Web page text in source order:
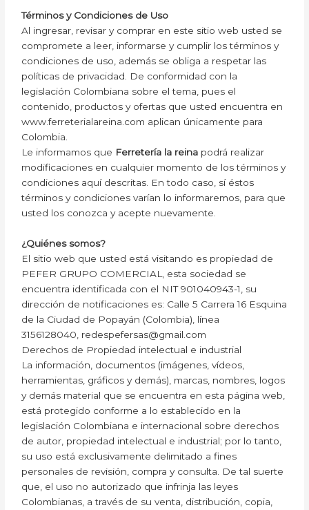
Términos y Condiciones de Uso
Al ingresar, revisar y comprar en este sitio web usted se
compromete a leer, informarse y cumplir los términos y
condiciones de uso, además se obliga a respetar las
políticas de privacidad. De conformidad con la
legislación Colombiana sobre el tema, pues el
contenido, productos y ofertas que usted encuentra en
www.ferreterialareina.com aplican únicamente para
Colombia.
Le informamos que Ferretería la reina podrá realizar
modificaciones en cualquier momento de los términos y
condiciones aquí descritas. En todo caso, sí éstos
términos y condiciones varían lo informaremos, para que
usted los conozca y acepte nuevamente.
¿Quiénes somos?
El sitio web que usted está visitando es propiedad de
PEFER GRUPO COMERCIAL, esta sociedad se
encuentra identificada con el NIT 901040943-1, su
dirección de notificaciones es: Calle 5 Carrera 16 Esquina
de la Ciudad de Popayán (Colombia), línea
3156128040, redespefersas@gmail.com
Derechos de Propiedad intelectual e industrial
La información, documentos (imágenes, vídeos,
herramientas, gráficos y demás), marcas, nombres, logos
y demás material que se encuentra en esta página web,
está protegido conforme a lo establecido en la
legislación Colombiana e internacional sobre derechos
de autor, propiedad intelectual e industrial; por lo tanto,
su uso está exclusivamente delimitado a fines
personales de revisión, compra y consulta. De tal suerte
que, el uso no autorizado que infrinja las leyes
Colombianas, a través de su venta, distribución, copia,